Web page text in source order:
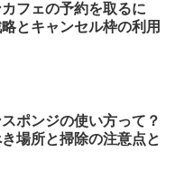
フェの予約を取るに
とキャンセル枠の利用
ポンジの使い方って？
場所と掃除の注意点と